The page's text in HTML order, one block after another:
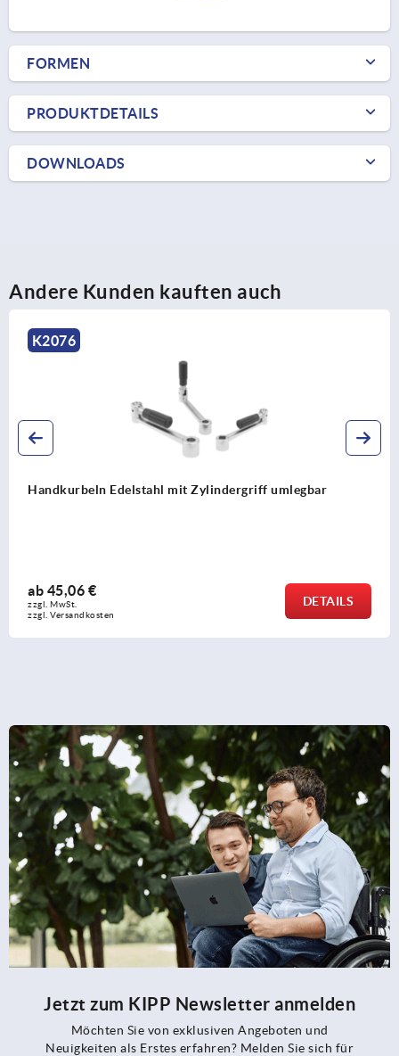
FORMEN
PRODUKTDETAILS
DOWNLOADS
Andere Kunden kauften auch
umlegbar
DETAILS
Handkurbeln Aluminium mit
Jetzt zum KIPP Newsletter anmelden
Möchten Sie von exklusiven Angeboten und
Neuigkeiten als Erstes erfahren? Melden Sie sich für